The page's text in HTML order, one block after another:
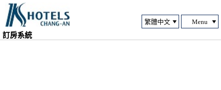
訂房系統
Menu